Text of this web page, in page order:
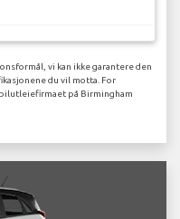
vi kan ikke garantere den
du vil motta. For
på Birmingham